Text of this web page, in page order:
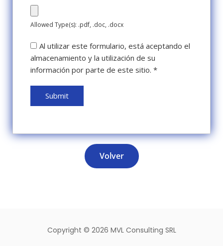
Allowed Type(s): .pdf, .doc, .docx
Al utilizar este formulario, está aceptando el
almacenamiento y la utilización de su
información por parte de este sitio. *
Volver
Copyright © 2026 MVL Consulting SRL